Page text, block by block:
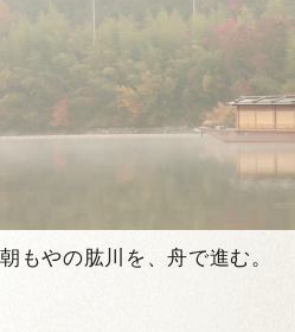
朝もやの肱川を、舟で進む。